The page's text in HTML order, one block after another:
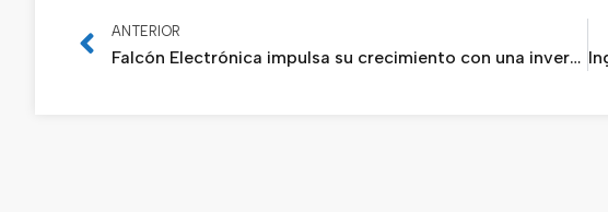
ANTERIOR
Falcón Electrónica impulsa su crecimiento con una inversión de 2,5 millones de euros y nuevas contrataciones